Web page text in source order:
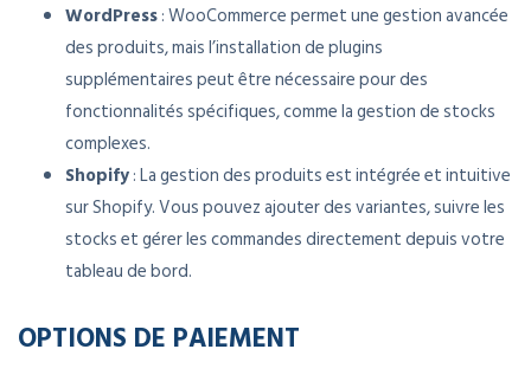
WordPress: WooCommerce permet une gestion avancée
des produits, mais l’installation de plugins
supplémentaires peut être nécessaire pour des
fonctionnalités spécifiques, comme la gestion de stocks
complexes.
Shopify: La gestion des produits est intégrée et intuitive
sur Shopify. Vous pouvez ajouter des variantes, suivre les
stocks et gérer les commandes directement depuis votre
tableau de bord.
OPTIONS DE PAIEMENT